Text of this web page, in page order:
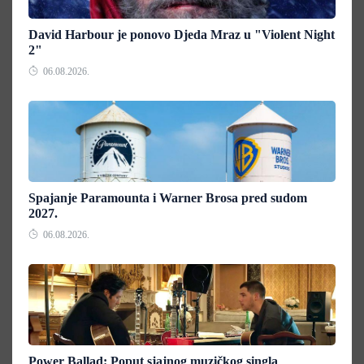
David Harbour je ponovo Djeda Mraz u "Violent Night
2"
06.08.2026.
Spajanje Paramounta i Warner Brosa pred sudom
2027.
06.08.2026.
Power Ballad: Poput sjajnog muzičkog singla